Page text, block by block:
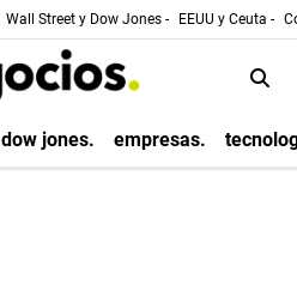
Wall Street y Dow Jones - EEUU y Ceuta -
dow jones. empresas.